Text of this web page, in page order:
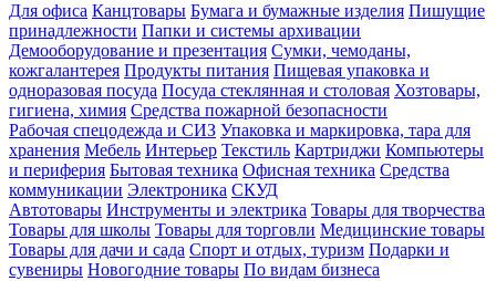
Для офиса Канцтовары Бумага и бумажные изделия Пишущие
принадлежности Папки и системы архивации
Демооборудование и презентация Сумки, чемоданы,
кожгалантерея Продукты питания Пищевая упаковка и
одноразовая посуда Посуда стеклянная и столовая Хозтовары,
гигиена, химия Средства пожарной безопасности
Рабочая спецодежда и СИЗ Упаковка и маркировка, тара для
хранения Мебель Интерьер Текстиль Картриджи Компьютеры
и периферия Бытовая техника Офисная техника Средства
коммуникации Электроника СКУД
Автотовары Инструменты и электрика Товары для творчества
Товары для школы Товары для торговли Медицинские товары
Товары для дачи и сада Спорт и отдых, туризм Подарки и
сувениры Новогодние товары По видам бизнеса